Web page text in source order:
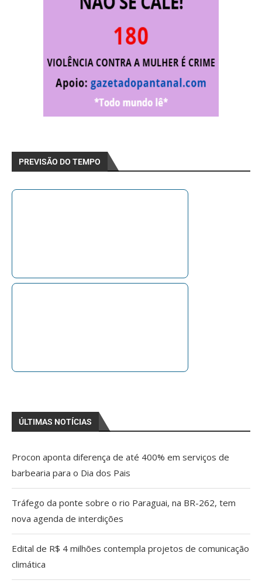
PREVISÃO DO TEMPO
ÚLTIMAS NOTÍCIAS
Procon aponta diferença de até 400% em serviços de
barbearia para o Dia dos Pais
Tráfego da ponte sobre o rio Paraguai, na BR-262, tem
nova agenda de interdições
Edital de R$ 4 milhões contempla projetos de comunicação
climática